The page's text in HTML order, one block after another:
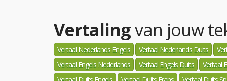
Vertalingvan jouw
Vertaal Nederlands Engels Vertaal Nederlands Duits
Vertaal Engels Nederlands
Vertaal Engels Duits
Vertaal